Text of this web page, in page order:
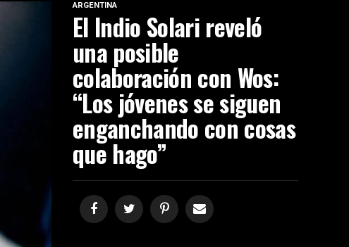
ARGENTINA
El Indio Solari reveló
una posible
colaboración con Wos:
“Los jóvenes se siguen
enganchando con cosas
que hago”